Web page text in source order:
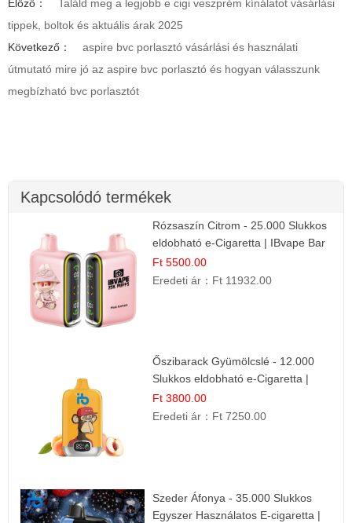
Előző：
Találd meg a legjobb e cigi veszprém kínálatot vásárlási
tippek, boltok és aktuális árak 2025
Következő：
aspire bvc porlasztó vásárlási és használati
útmutató mire jó az aspire bvc porlasztó és hogyan válasszunk
megbízható bvc porlasztót
Kapcsolódó termékek
Rózsaszín Citrom - 25.000 Slukkos
eldobható e-Cigaretta | IBvape Bar
Ft 5500.00
Eredeti ár： Ft 11932.00
Őszibarack Gyümölcslé - 12.000
Slukkos eldobható e-Cigaretta |
Friss Gyümölcs Íz
Ft 3800.00
Eredeti ár： Ft 7250.00
Szeder Áfonya - 35.000 Slukkos
Egyszer Használatos E-cigaretta |